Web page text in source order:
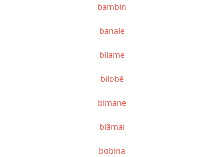
bambin
banale
bilame
bilobé
bimane
blâmai
bobina